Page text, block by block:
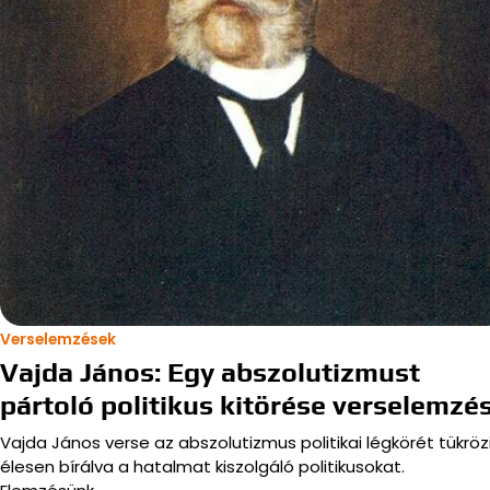
Verselemzések
Vajda János: Egy abszolutizmust
pártoló politikus kitörése
Vajda János verse az abszolutizmus politikai légkörét
élesen bírálva a hatalmat kiszolgáló politikusokat.